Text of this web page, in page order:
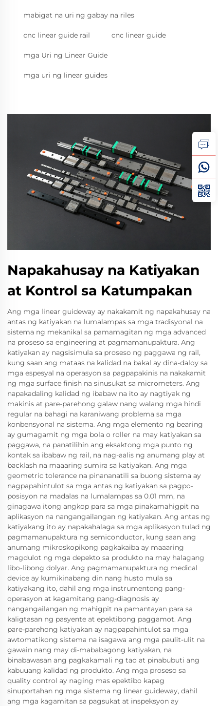
mabigat na uri ng gabay na riles
cnc linear guide rail cnc linear guide
mga Uri ng Linear Guide
mga uri ng linear guides
Napakahusay na Katiyakan
at Kontrol sa Katumpakan
Ang mga linear guideway ay nakakamit ng napakahusay na
antas ng katiyakan na lumalampas sa mga tradisyonal na
sistema ng mekanikal sa pamamagitan ng mga advanced
na proseso sa engineering at pagmamanupaktura. Ang
katiyakan ay nagsisimula sa proseso ng paggawa ng rail,
kung saan ang mataas na kalidad na bakal ay dina-daloy sa
mga espesyal na operasyon sa pagpapakinis na nakakamit
ng mga surface finish na sinusukat sa micrometers. Ang
napakadaling kalidad ng ibabaw na ito ay nagtiyak ng
makinis at pare-parehong galaw nang walang mga hindi
regular na bahagi na karaniwang problema sa mga
konbensyonal na sistema. Ang mga elemento ng bearing
ay gumagamit ng mga bola o roller na may katiyakan sa
paggawa, na panatilihin ang eksaktong mga punto ng
kontak sa ibabaw ng rail, na nag-aalis ng anumang play at
backlash na maaaring sumira sa katiyakan. Ang mga
geometric tolerance na pinananatili sa buong sistema ay
nagpapahintulot sa mga antas ng katiyakan sa pagpo-
posisyon na madalas na lumalampas sa 0.01 mm, na
ginagawa itong angkop para sa mga pinakamahigpit na
aplikasyon na nangangailangan ng katiyakan. Ang antas ng
katiyakang ito ay napakahalaga sa mga aplikasyon tulad ng
pagmamanupaktura ng semiconductor, kung saan ang
anumang mikroskopikong pagkakaiba ay maaaring
magdulot ng mga depekto sa produkto na may halagang
libo-libong dolyar. Ang pagmamanupaktura ng medical
device ay kumikinabang din nang husto mula sa
katiyakang ito, dahil ang mga instrumentong pang-
operasyon at kagamitang pang-diagnosis ay
nangangailangan ng mahigpit na pamantayan para sa
kaligtasan ng pasyente at epektibong paggamot. Ang
pare-parehong katiyakan ay nagpapahintulot sa mga
awtomatikong sistema na isagawa ang mga paulit-ulit na
gawain nang may di-mababagong katiyakan, na
binabawasan ang pagkakamali ng tao at pinabubuti ang
kabuuang kalidad ng produkto. Ang mga proseso sa
quality control ay naging mas epektibo kapag
sinuportahan ng mga sistema ng linear guideway, dahil
ang mga kagamitan sa pagsukat at inspeksyon ay